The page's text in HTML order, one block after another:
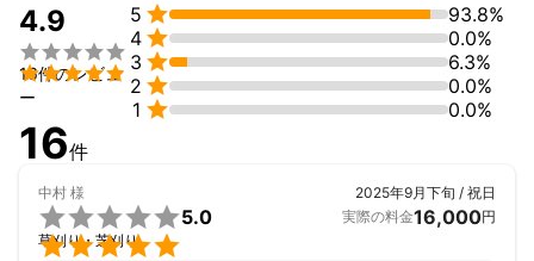
4.9


16件のレビュ
ー
5 
93.8%
4 
0.0%
3 
6.3%
2 
0.0%
1  0.0%
16件
中村 様


5.0
草刈り・芝刈り
2025年9月下旬 / 祝日
実際の料金16,000円